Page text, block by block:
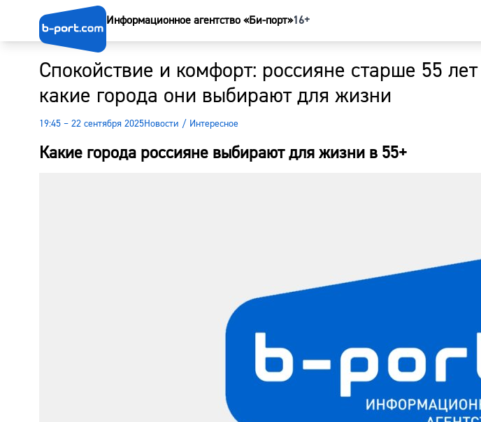
Информационное агентство «Би-порт»16+
Спокойствие и комфорт: россияне старше 55
какие города они выбирают для жизни
19:45 – 22 сентября 2025Новости / Интересное
Какие города россияне выбирают для жизни в 55+